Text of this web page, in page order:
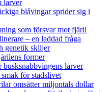
larver
blåvingar sprider sig i
som försvar mot fjäril
– en laddad fråga
genetik skiljer
former
larver
för stadslivet
omsätter miljontals dollar